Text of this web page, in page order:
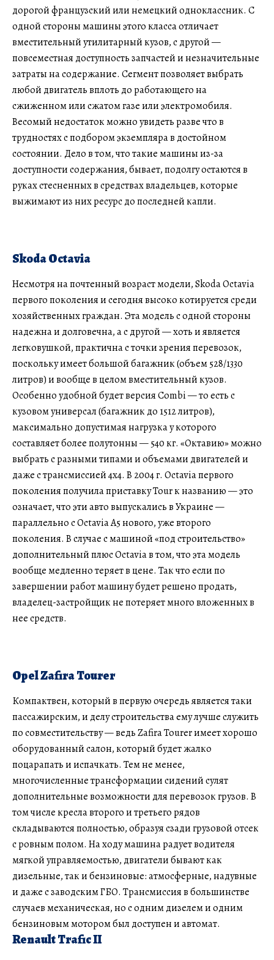
дорогой французский или немецкий одноклассник. С
одной стороны машины этого класса отличает
вместительный утилитарный кузов, с другой —
повсеместная доступность запчастей и незначительные
затраты на содержание. Сегмент позволяет выбрать
любой двигатель вплоть до работающего на
сжиженном или сжатом газе или электромобиля.
Весомый недостаток можно увидеть разве что в
трудностях с подбором экземпляра в достойном
состоянии. Дело в том, что такие машины из-за
доступности содержания, бывает, подолгу остаются в
руках стесненных в средствах владельцев, которые
выжимают из них ресурс до последней капли.
Skoda Octavia
Несмотря на почтенный возраст модели, Skoda Octavia
первого поколения и сегодня высоко котируется среди
хозяйственных граждан. Эта модель с одной стороны
надежна и долговечна, а с другой — хоть и является
легковушкой, практична с точки зрения перевозок,
поскольку имеет большой багажник (объем 528/1330
литров) и вообще в целом вместительный кузов.
Особенно удобной будет версия Combi — то есть с
кузовом универсал (багажник до 1512 литров),
максимально допустимая нагрузка у которого
составляет более полутонны — 540 кг. «Октавию» можно
выбрать с разными типами и объемами двигателей и
даже с трансмиссией 4х4. В 2004 г. Octavia первого
поколения получила приставку Tour к названию — это
означает, что эти авто выпускались в Украине —
параллельно с Octavia А5 нового, уже второго
поколения. В случае с машиной «под строительство»
дополнительный плюс Octavia в том, что эта модель
вообще медленно теряет в цене. Так что если по
завершении работ машину будет решено продать,
владелец-застройщик не потеряет много вложенных в
нее средств.
Opel Zafira Tourer
Компактвен, который в первую очередь является таки
пассажирским, и делу строительства ему лучше служить
по совместительству — ведь Zafira Tourer имеет хорошо
оборудованный салон, который будет жалко
поцарапать и испачкать. Тем не менее,
многочисленные трансформации сидений сулят
дополнительные возможности для перевозок грузов. В
том числе кресла второго и третьего рядов
складываются полностью, образуя сзади грузовой отсек
с ровным полом. На ходу машина радует водителя
мягкой управляемостью, двигатели бывают как
дизельные, так и бензиновые: атмосферные, надувные
и даже с заводским ГБО. Трансмиссия в большинстве
случаев механическая, но с одним дизелем и одним
бензиновым мотором был доступен и автомат.
Renault Trafic II